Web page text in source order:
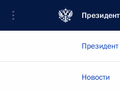
Президент
Новости